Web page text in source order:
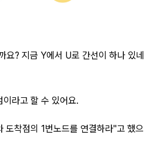
요? 지금 Y에서 U로 간선이 하나 있네
라고 할 수 있어요.
도착점의 1번노드를 연결하라"고 했으